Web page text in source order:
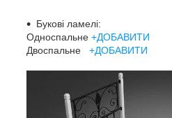
Букові ламелі:
Односпальне +ДОБАВИТИ
Двоспальне +ДОБАВИТИ